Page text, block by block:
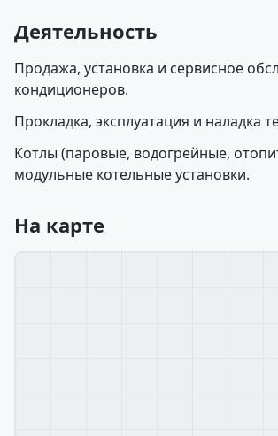
Деятельность
Продажа, установка и сервисное
кондиционеров.
Прокладка, эксплуатация и наладка
Котлы (паровые, водогрейные,
модульные котельные установки.
На карте